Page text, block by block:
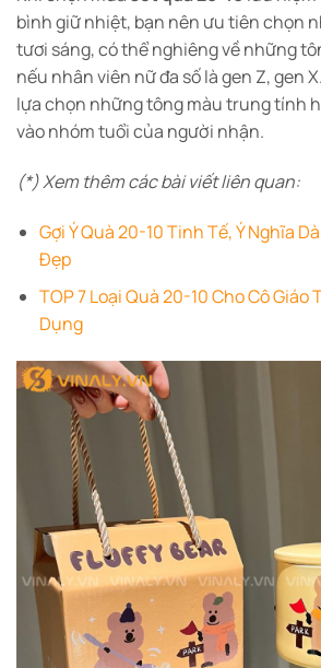
bình giữ nhiệt, bạn nên ưu tiên chọn
tươi sáng, có thể nghiêng về những
nếu nhân viên nữ đa số là gen Z, gen
lựa chọn những tông màu trung tính
vào nhóm tuổi của người nhận.
(*) Xem thêm các bài viết liên quan:
Gợi Ý Quà 20-10 Tinh Tế, Ý Nghĩa
Đẹp
TOP 7 Loại Quà 20-10 Cho Cô Giáo
Dụng